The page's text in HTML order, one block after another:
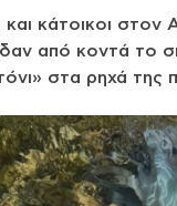
και κάτοικοι στον
από κοντά το
στα ρηχά της